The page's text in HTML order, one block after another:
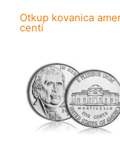
Otkup kovanica
centi